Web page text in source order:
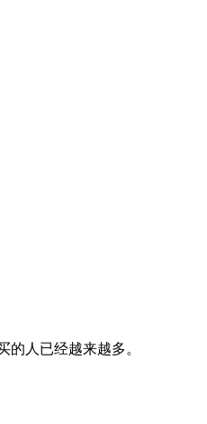
人已经越来越多。